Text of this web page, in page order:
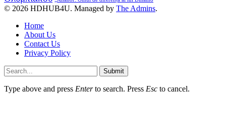
© 2026 HDHUB4U. Managed by The Admins.
Home
About Us
Contact Us
Privacy Policy
Submit
Type above and press Enterto search. Press Esc to cancel.